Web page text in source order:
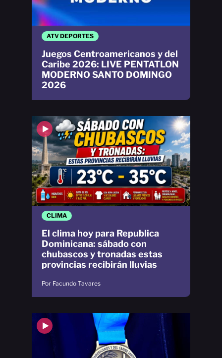
CLIMA
El clima hoy para Republica
Dominicana: sábado con
chubascos y tronadas estas
provincias recibirán lluvias
Por Facundo Tavares
ATV DEPORTES
Juegos Centroamericanos y del
Caribe 2026: LIVE PENTATLON
MODERNO SANTO DOMINGO
2026